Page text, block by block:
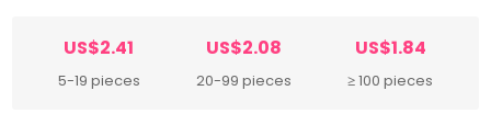
US$2.41
5-19 pieces
US$2.08
20-99 pieces
US$1.84
≥ 100 pieces